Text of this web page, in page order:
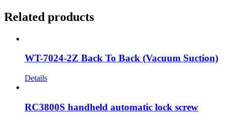
Related products
WT-7024-2Z Back To Back (Vacuum Suction)
Details
RC3800S handheld automatic lock screw